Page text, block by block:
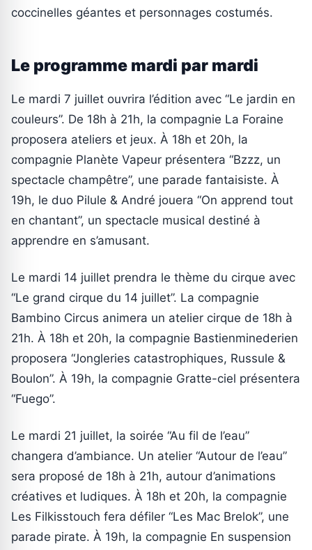
coccinelles géantes et personnages costumés.
Le programme mardi par mardi
Le mardi 7 juillet ouvrira l’édition avec “Le jardin en
couleurs”. De 18h à 21h, la compagnie La Foraine
proposera ateliers et jeux. À 18h et 20h, la
compagnie Planète Vapeur présentera “Bzzz, un
spectacle champêtre”, une parade fantaisiste. À
19h, le duo Pilule & André jouera “On apprend tout
en chantant”, un spectacle musical destiné à
apprendre en s’amusant.
Le mardi 14 juillet prendra le thème du cirque avec
“Le grand cirque du 14 juillet”. La compagnie
Bambino Circus animera un atelier cirque de 18h à
21h. À 18h et 20h, la compagnie Bastienminederien
proposera “Jongleries catastrophiques, Russule &
Boulon”. À 19h, la compagnie Gratte-ciel présentera
“Fuego”.
Le mardi 21 juillet, la soirée “Au fil de l’eau”
changera d’ambiance. Un atelier “Autour de l’eau”
sera proposé de 18h à 21h, autour d’animations
créatives et ludiques. À 18h et 20h, la compagnie
Les Filkisstouch fera défiler “Les Mac Brelok”, une
parade pirate. À 19h, la compagnie En suspension